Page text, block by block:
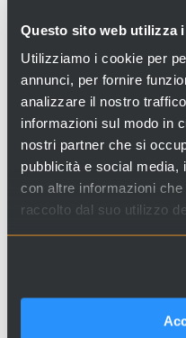
Questo sito web utilizza
Utilizziamo i cookie per
annunci, per fornire
analizzare il nostro
informazioni sul modo in
nostri partner che si
pubblicità e social media,
con altre informazioni
raccolto dal suo utilizzo
in Italia? VisitaVenice
scopri le nostre proposte!
Che siate turisti,
Venezia
Bacaro tour
Venice food drink
Carnevale